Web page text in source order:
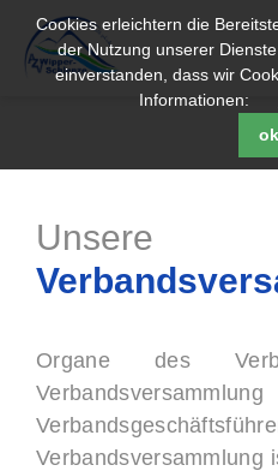
Cookies erleichtern die
der Nutzung unserer
einverstanden, dass wir
Informationen:
ok
Unsere
Organe des
Verbandsversammlung